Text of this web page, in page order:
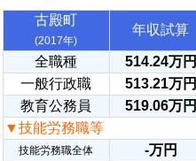
古殿町
(2017年)
年収試算
全職種 514.24万円
一般行政職
513.21万円
教育公務員
519.06万円
▼技能労務職等
技能労務職全体 -万円